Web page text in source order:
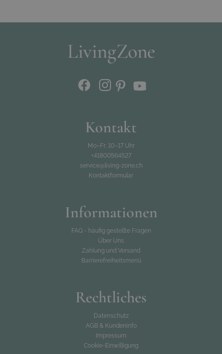
Kontakt
Mo–Fr, 10–17 Uhr
+41800564527
service@living-zone.ch
Kontaktformular
Informationen
FAQ - häufig gestellte Fragen
Über Uns
Zahlung und Versand
Barrierefreiheitsmenü
Rechtliches
Datenschutz
AGB & Kundeninfo
Impressum
Cookie-Einwilligung